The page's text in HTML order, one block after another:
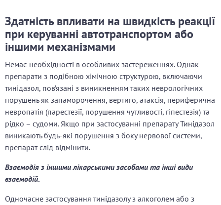
Здатність впливати на швидкість реакції
при керуванні автотранспортом або
іншими механізмами
Немає необхідності в особливих застереженнях. Однак
препарати з подібною хімічною структурою, включаючи
тинідазол, пов’язані з виникненням таких неврологічних
порушень як запаморочення, вертиго, атаксія, периферична
невропатія (парестезії, порушення чутливості, гіпестезія) та
рідко – судоми. Якщо при застосуванні препарату Тинідазол
виникають будь-які порушення з боку нервової системи,
препарат слід відмінити.
Взаємодія з іншими лікарськими засобами та інші види
взаємодій.
Одночасне застосування тинідазолу з алкоголем або з